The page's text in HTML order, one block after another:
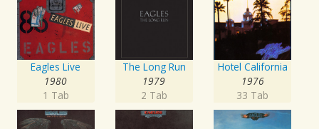
Eagles Live
1980
1 Tab
The Long Run
1979
2 Tab
Hotel California
1976
33 Tab